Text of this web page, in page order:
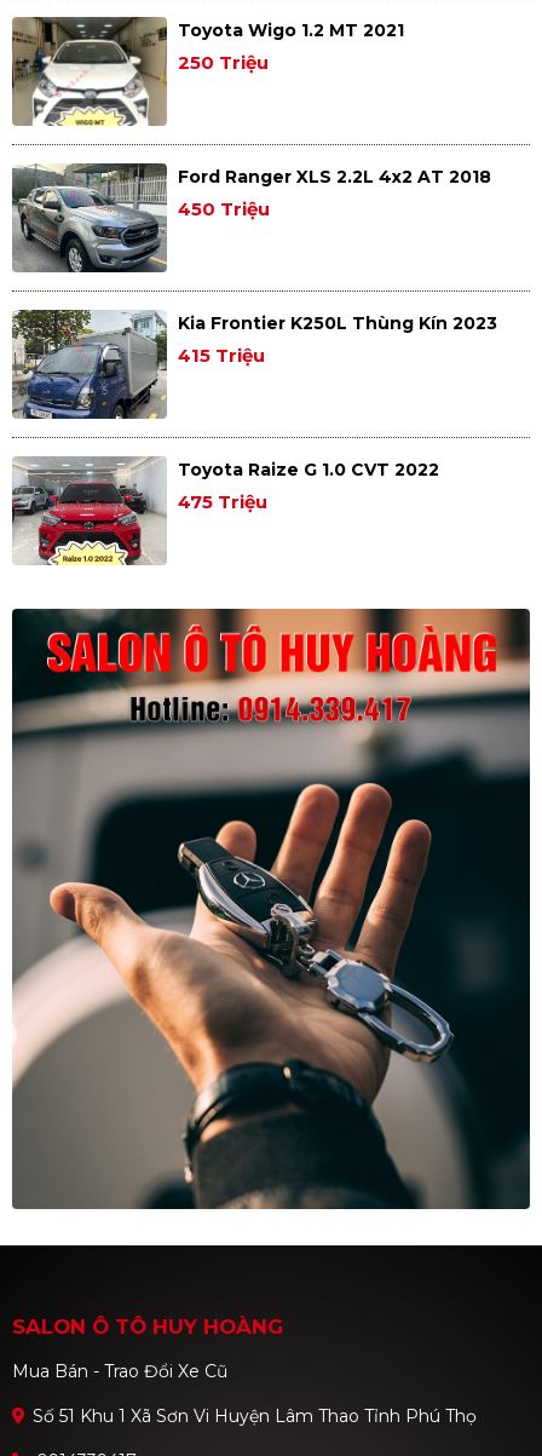
Toyota Wigo 1.2 MT 2021
250 Triệu
Ford Ranger XLS 2.2L 4x2 AT 2018
450 Triệu
Kia Frontier K250L Thùng Kín 2023
415 Triệu
Toyota Raize G 1.0 CVT 2022
475 Triệu
SALON Ô TÔ HUY HOÀNG
Mua Bán - Trao Đổi Xe Cũ
Số 51 Khu 1 Xã Sơn Vi Huyện Lâm Thao Tỉnh Phú Thọ